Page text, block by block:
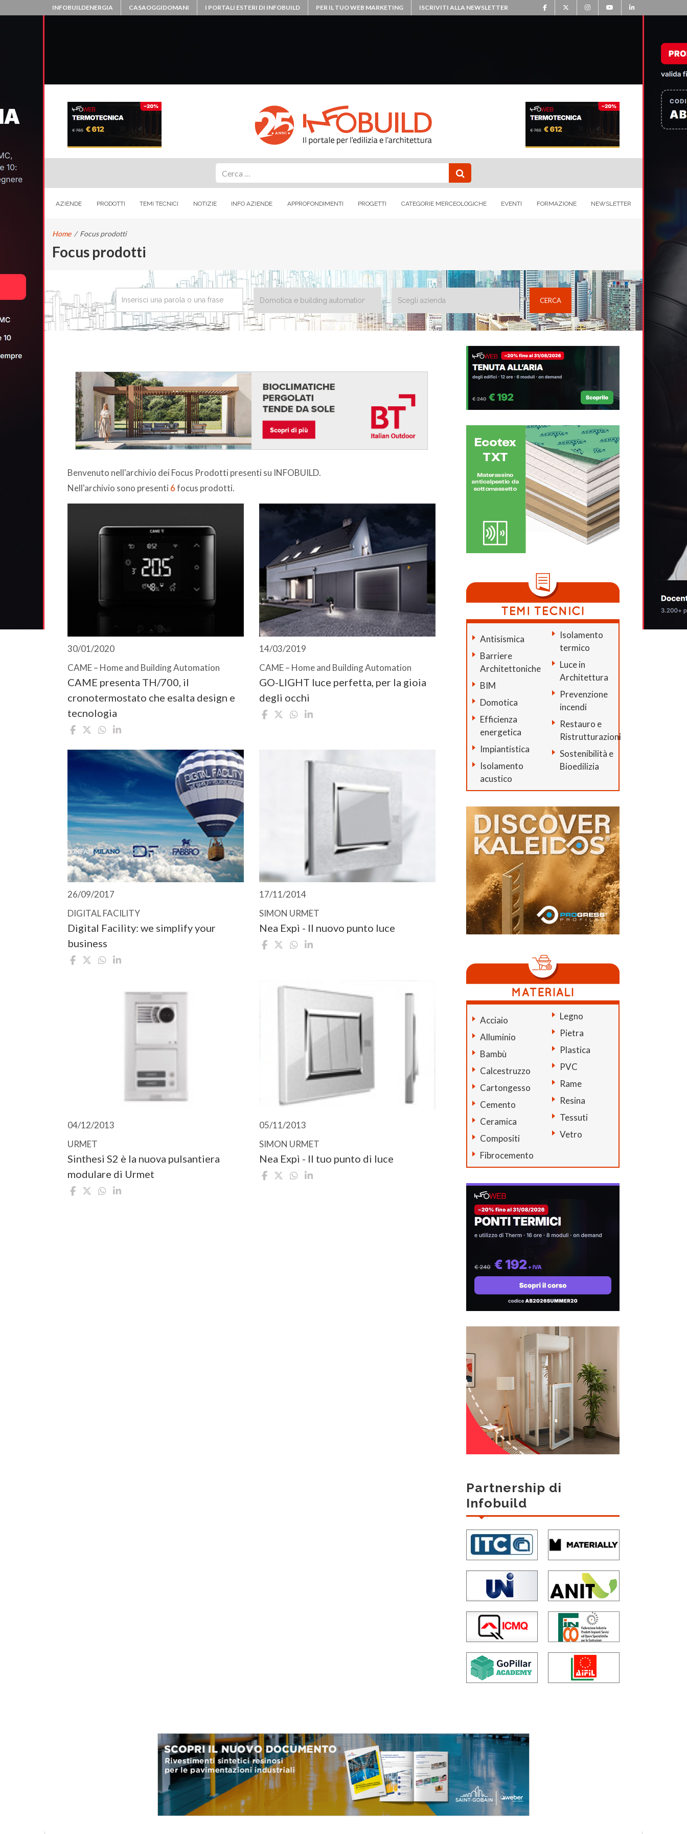
INFOBUILDENERGIA CASAOGGIDOMANI I PORTALI ESTERI DI INFOBUILD PER IL TUO WEB MARKETING ISCRIVITI ALLA NEWSLETTER
AZIENDE PRODOTTI TEMI TECNICI NOTIZIE INFO AZIENDE APPROFONDIMENTI PROGETTI CATEGORIE MERCEOLOGICHE EVENTI FORMAZIONE NEWSLETTER
Home / Focus prodotti
Focus prodotti
CERCA
Benvenuto nell'archivio dei Focus Prodotti presenti su INFOBUILD.
Nell'archivio sono presenti 6focus prodotti.
30/01/2020
CAME – Home and Building Automation
CAME presenta TH/700, il
cronotermostato che esalta design e
tecnologia
14/03/2019
CAME – Home and Building Automation
GO-LIGHT luce perfetta, per la gioia
degli occhi
26/09/2017
DIGITAL FACILITY
Digital Facility: we simplify your
business
17/11/2014
SIMON URMET
Nea Expì - Il nuovo punto luce
04/12/2013
URMET
Sinthesi S2 è la nuova pulsantiera
modulare di Urmet
05/11/2013
SIMON URMET
Nea Expì - Il tuo punto di luce
Antisismica
Barriere
Architettoniche
BIM
Domotica
Efficienza
energetica
Impiantistica
Isolamento
acustico
Isolamento
termico
Luce in
Architettura
Prevenzione
incendi
Restauro e
Ristrutturazioni
Sostenibilità e
Bioedilizia
Acciaio
Alluminio
Bambù
Calcestruzzo
Cartongesso
Cemento
Ceramica
Compositi
Fibrocemento
Legno
Pietra
Plastica
PVC
Rame
Resina
Tessuti
Vetro
Partnership di
Infobuild